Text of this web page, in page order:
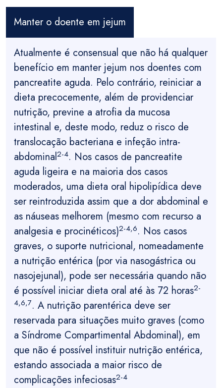
Manter o doente em jejum
Atualmente é consensual que não há qualquer
benefício em manter jejum nos doentes com
pancreatite aguda. Pelo contrário, reiniciar a
dieta precocemente, além de providenciar
nutrição, previne a atrofia da mucosa
intestinal e, deste modo, reduz o risco de
translocação bacteriana e infeção intra-
abdominal2-4. Nos casos de pancreatite
aguda ligeira e na maioria dos casos
moderados, uma dieta oral hipolipídica deve
ser reintroduzida assim que a dor abdominal e
as náuseas melhorem (mesmo com recurso a
analgesia e procinéticos)2-4,6. Nos casos
graves, o suporte nutricional, nomeadamente
a nutrição entérica (por via nasogástrica ou
nasojejunal), pode ser necessária quando não
é possível iniciar dieta oral até às 72 horas2-
4,6,7. A nutrição parentérica deve ser
reservada para situações muito graves (como
a Síndrome Compartimental Abdominal), em
que não é possível instituir nutrição entérica,
estando associada a maior risco de
complicações infeciosas2-4